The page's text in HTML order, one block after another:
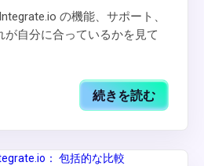
の機能、サポート、
自分に合っているかを見て
続きを読む